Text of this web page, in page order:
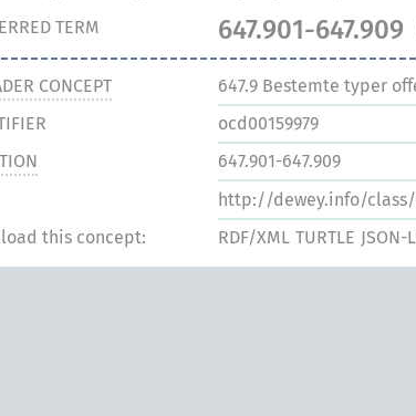
TERM 647.901-647.909
CONCEPT 647.9 Bestemte typer
ocd00159979
647.901-647.909
http://dewey.info/class/
this concept:
RDF/XML TURTLE JSON-